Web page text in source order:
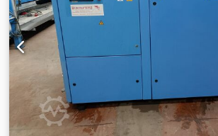
reservatório e secador / pronto para uso
Controle microprocessado SOLID base
pressão de rede - Sistema de
Temperatura baixa do ar comprimido
resfriador eficiente - Reservatório de ar
instalado horizontalmente - Inclui
comprimido por refrigeração *
com pré e pós-filtro (instalados)
(Também disponível com 7,5 bar)